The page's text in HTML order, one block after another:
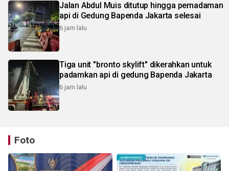
Jalan Abdul Muis ditutup hingga pemadaman
api di Gedung Bapenda Jakarta selesai
6 jam lalu
Tiga unit "bronto skylift" dikerahkan untuk
padamkan api di gedung Bapenda Jakarta
6 jam lalu
Foto